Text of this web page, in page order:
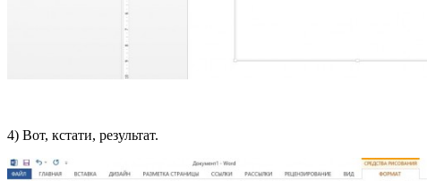
4) Вот, кстати, результат.